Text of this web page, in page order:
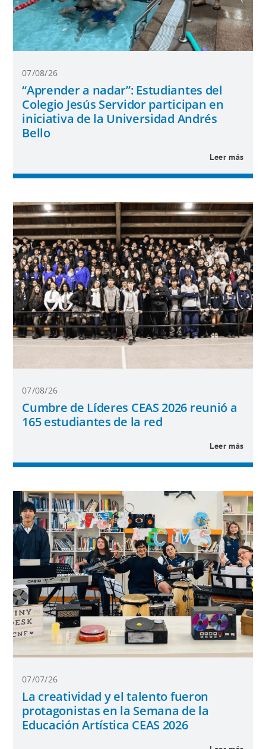
07/08/26
“Aprender a nadar”: Estudiantes del
Colegio Jesús Servidor participan en
iniciativa de la Universidad Andrés
Bello
Leer más
07/08/26
Cumbre de Líderes CEAS 2026 reunió a
165 estudiantes de la red
Leer más
07/07/26
La creatividad y el talento fueron
protagonistas en la Semana de la
Educación Artística CEAS 2026